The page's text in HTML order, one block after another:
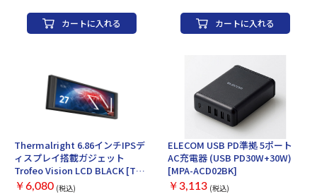
TYPE-C 充電用ケーブル） 機能：振動機能
（トリガー・グリップ）/ 3.5mmイヤホン
ジャック ※連射でマクロ機能はありませ
は、D-INPUTモードは対応しません。 内容
物：USB TYPE-C ケーブル / マニュアル /
XBOX GAME PASS Ultimate 1ヶ月体験ク
ーポン 保証期間：ご購入日より1年間
カートに入れる
ン 電話番号：0120-27753-5 同梱物
MagSafe対応iPhone 16 Pro Maxシリコー
カートに入れる
Thermalright 6.86インチIPSデ
ィスプレイ搭載ガジェット
Trofeo Vision LCD BLACK [TH-
TVLCD-BK]
￥6,080 (税込)
ELECOM USB PD準拠 5ポート
AC充電器 (USB PD30W+30W)
[MPA-ACD02BK]
￥3,113 (税込)